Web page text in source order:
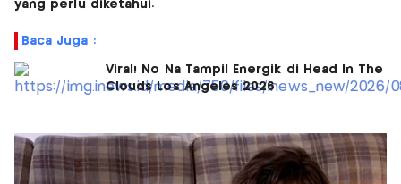
yang perlu diketahui.
Baca Juga :
Viral! No Na Tampil Energik di Head In The
Clouds Los Angeles 2026